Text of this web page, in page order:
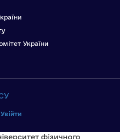
України
Увійти
фізичного